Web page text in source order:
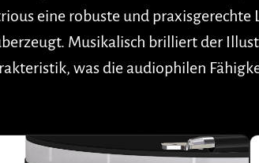
eine robuste und
Musikalisch brilliert der
was die audiophilen